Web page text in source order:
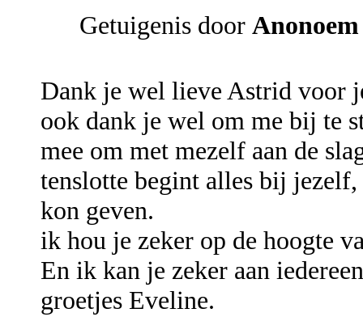
Getuigenis door Anonoem
Dank je wel lieve Astrid voor
ook dank je wel om me bij te
mee om met mezelf aan de
tenslotte begint alles bij
kon geven.
ik hou je zeker op de hoogte
En ik kan je zeker aan
groetjes Eveline.